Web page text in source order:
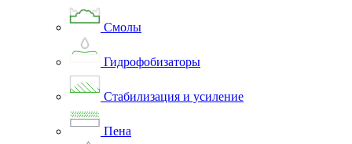
Смолы
Гидрофобизаторы
Стабилизация и усиление
Пена